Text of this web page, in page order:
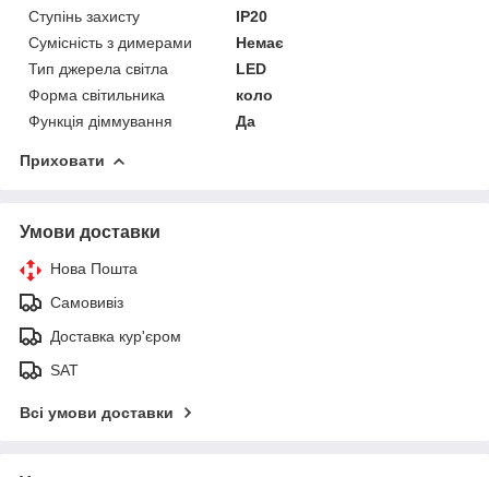
Ступінь захисту
IP20
Сумісність з димерами
Немає
Тип джерела світла
LED
Форма світильника
коло
Функція діммування
Да
Приховати
Умови доставки
Нова Пошта
Самовивіз
Доставка кур'єром
SAT
Всі умови доставки